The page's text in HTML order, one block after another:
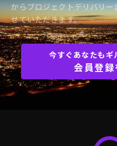
からプロジェクトデリバリ
せていただきます。
今すぐあなたもギ
会員登録